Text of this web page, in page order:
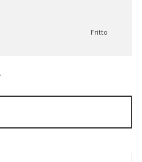
Fritto